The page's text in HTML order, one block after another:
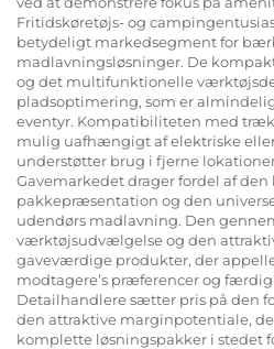
Fritidskøretøjs- og
betydeligt markedsegment for
madlavningsløsninger. De
og det multifunktionelle
pladsoptimering, som er
eventyr. Kompatibiliteten med
mulig uafhængigt af elektriske
understøtter brug i fjerne
Gavemarkedet drager fordel af
pakkepræsentation og den
udendørs madlavning. Den
værktøjsudvælgelse og den
gaveværdige produkter, der
modtagere’s præferencer og
Detailhandlere sætter pris på den
den attraktive marginpotentiale,
komplette løsningspakker i stedet